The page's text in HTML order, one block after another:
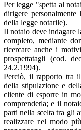
Per legge "spetta al
dirigere
della legge notarile).
Il notaio deve indagare
completo, mediante
ricercare anche i
prospettatagli (cod.
24.2.1994).
Perciò, il rapporto tra
della stipulazione e
cliente di esporre in
comprenderla; e il
parti nella scelta tra gli
realizzare nel modo